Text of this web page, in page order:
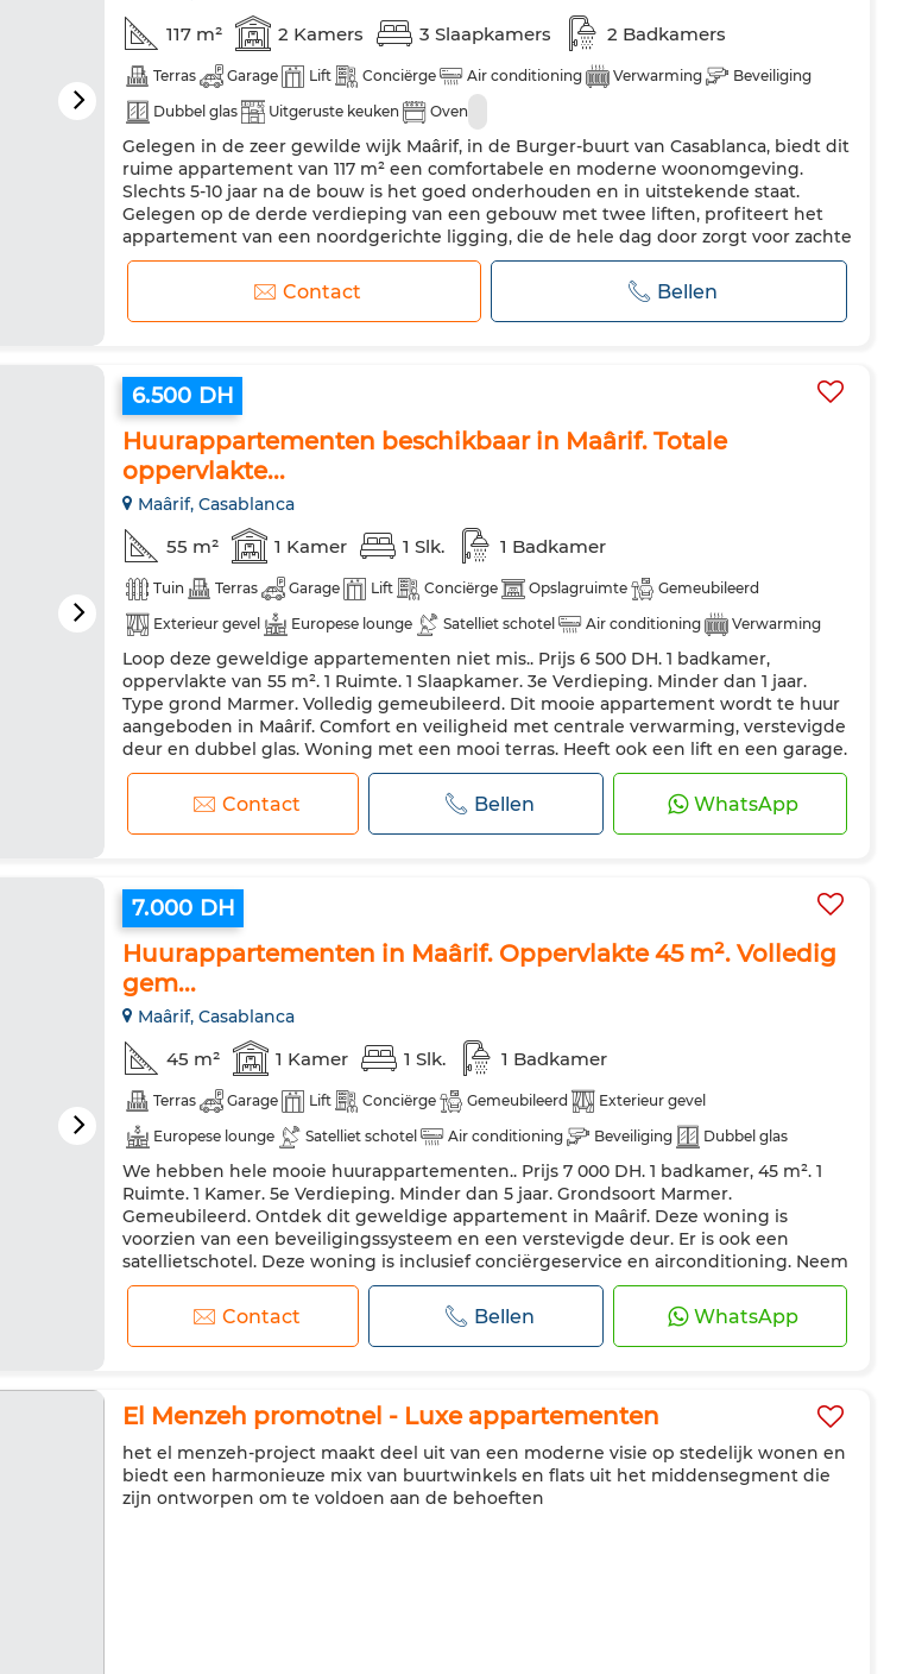
117 m² 2 Kamers 3 Slaapkamers 2 Badkamers
Terras Garage Lift Conciërge Air conditioning Verwarming
Beveiliging
Dubbel glas
Uitgeruste keuken Oven
Gelegen in de zeer gewilde wijk Maârif, in de Burger-buurt van Casablanca, biedt dit
ruime appartement van 117 m² een comfortabele en moderne woonomgeving.
Slechts 5-10 jaar na de bouw is het goed onderhouden en in uitstekende staat.
Gelegen op de derde verdieping van een gebouw met twee liften, profiteert het
appartement van een noordgerichte ligging, die de hele dag door zorgt voor zachte
verlichting. Het interieur bestaat uit drie ruime sla...
Contact Bellen
6.500 DH
Huurappartementen beschikbaar in Maârif. Totale
oppervlakte...
Maârif, Casablanca
55 m² 1 Kamer 1 Slk. 1 Badkamer
Tuin Terras Garage Lift Conciërge Opslagruimte
Gemeubileerd
Exterieur gevel
Europese lounge Satelliet schotel Air conditioning
Verwarming
Beveiliging
Dubbel glas Verstevigde deur Uitgeruste keuken Koelkast
Vaatwasser Magnetron Internet Huisdieren toegestaan
Loop deze geweldige appartementen niet mis.. Prijs 6 500 DH. 1 badkamer,
oppervlakte van 55 m². 1 Ruimte. 1 Slaapkamer. 3e Verdieping. Minder dan 1 jaar.
Type grond Marmer. Volledig gemeubileerd. Dit mooie appartement wordt te huur
aangeboden in Maârif. Comfort en veiligheid met centrale verwarming, verstevigde
deur en dubbel glas. Woning met een mooi terras. Heeft ook een lift en een garage.
Neem contact met ons op als u interesse hebt in dit...
Contact Bellen WhatsApp
7.000 DH
Huurappartementen in Maârif. Oppervlakte 45 m². Volledig
gem...
Maârif, Casablanca
45 m² 1 Kamer 1 Slk. 1 Badkamer
Terras Garage Lift Conciërge Gemeubileerd
Exterieur gevel
Europese lounge
Satelliet schotel Air conditioning Beveiliging
Dubbel glas
Verstevigde deur
Uitgeruste keuken Koelkast Oven Tv
Vaatwasser
Magnetron
Internet Huisdieren toegestaan
We hebben hele mooie huurappartementen.. Prijs 7 000 DH. 1 badkamer, 45 m². 1
Ruimte. 1 Kamer. 5e Verdieping. Minder dan 5 jaar. Grondsoort Marmer.
Gemeubileerd. Ontdek dit geweldige appartement in Maârif. Deze woning is
voorzien van een beveiligingssysteem en een verstevigde deur. Er is ook een
satellietschotel. Deze woning is inclusief conciërgeservice en airconditioning. Neem
nu contact met ons op om dit appartement te bezichtigen. Geniet va...
Contact Bellen WhatsApp
El Menzeh promotnel - Luxe appartementen
het el menzeh-project maakt deel uit van een moderne visie op stedelijk wonen en
biedt een harmonieuze mix van buurtwinkels en flats uit het middensegment die
zijn ontworpen om te voldoen aan de behoeften